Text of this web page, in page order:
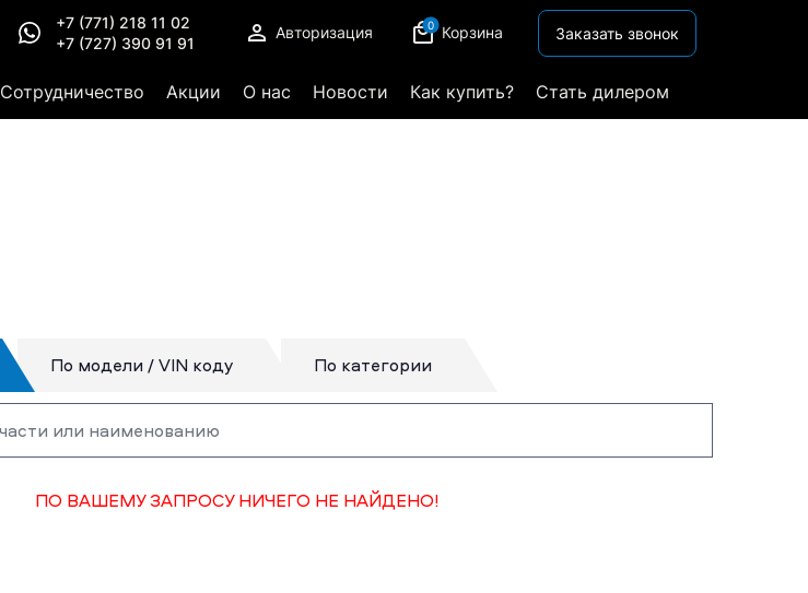
+7 (771) 218 11 02
+7 (727) 390 91 91
Авторизация 0 Корзина Заказать звонок
Сотрудничество Акции О нас Новости Как купить? Стать дилером
По модели / VIN коду По категории
ПО ВАШЕМУ ЗАПРОСУ НИЧЕГО НЕ НАЙДЕНО!